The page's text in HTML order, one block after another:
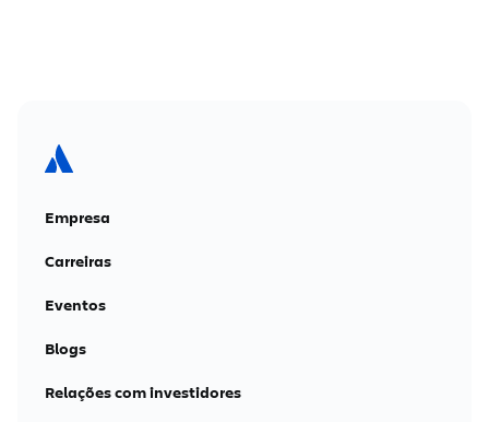
Empresa
Carreiras
Eventos
Blogs
Relações com investidores